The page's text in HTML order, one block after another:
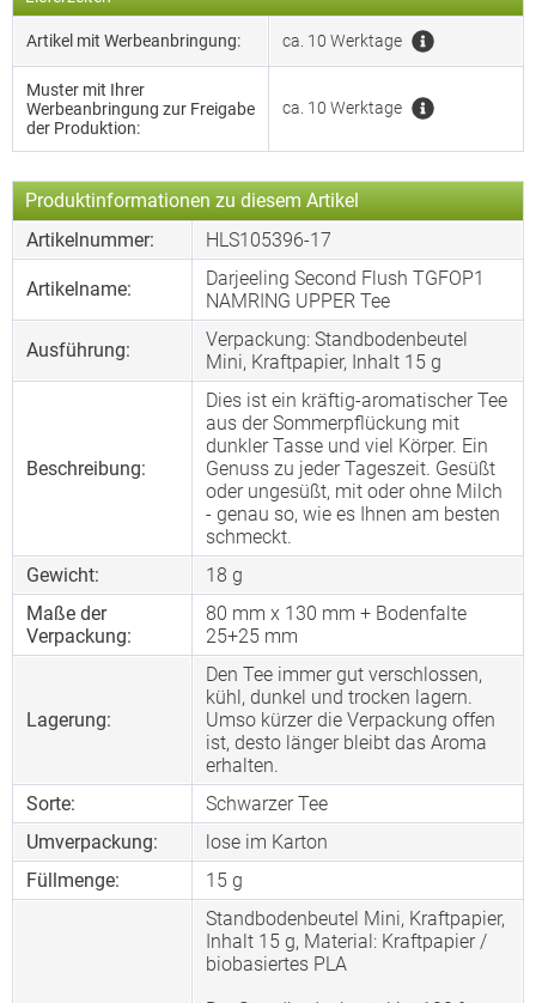
Artikel mit Werbeanbringung: ca. 10 Werktage
Muster mit Ihrer
Werbeanbringung zur Freigabe
der Produktion:
ca. 10 Werktage
Produktinformationen zu diesem Artikel
Artikelnummer:
HLS105396-17
Artikelname:
Darjeeling Second Flush TGFOP1
NAMRING UPPER Tee
Ausführung:
Verpackung: Standbodenbeutel
Mini, Kraftpapier, Inhalt 15 g
Beschreibung:
Dies ist ein kräftig-aromatischer Tee
aus der Sommerpflückung mit
dunkler Tasse und viel Körper. Ein
Genuss zu jeder Tageszeit. Gesüßt
oder ungesüßt, mit oder ohne Milch
- genau so, wie es Ihnen am besten
schmeckt.
Gewicht:
18 g
Maße der
Verpackung:
80 mm x 130 mm + Bodenfalte
25+25 mm
Lagerung:
Den Tee immer gut verschlossen,
kühl, dunkel und trocken lagern.
Umso kürzer die Verpackung offen
ist, desto länger bleibt das Aroma
erhalten.
Sorte:
Schwarzer Tee
Umverpackung:
lose im Karton
Füllmenge:
15 g
Standbodenbeutel Mini, Kraftpapier,
Inhalt 15 g, Material: Kraftpapier /
biobasiertes PLA